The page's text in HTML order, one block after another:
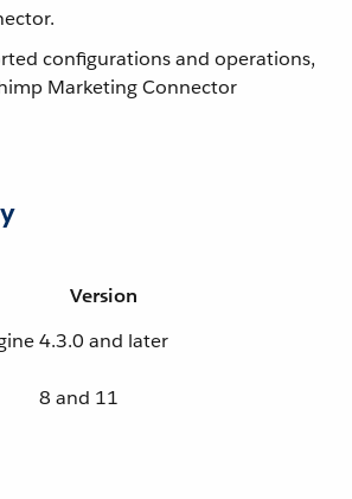
configurations and operations,
Marketing Connector
Version
4.3.0 and later
8 and 11